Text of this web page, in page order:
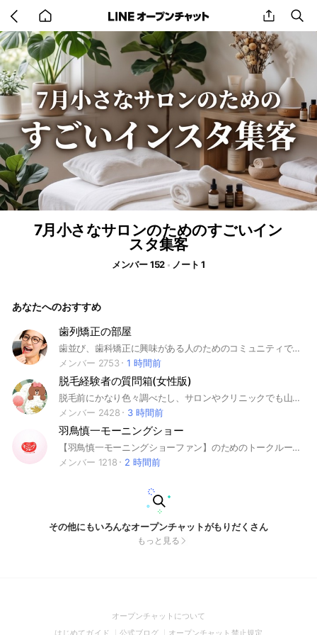
back
to
home
share
7月小さなサロンのためのすごいイン
スタ集客
メンバー 152 ノート 1
あなたへのおすすめ
歯列矯正の部屋
歯並び、歯科矯正に興味がある人のためのコミュニティです！矯正に関する疑問を解決し、美しい口元を目指すための情報共有をしましょう✨ #歯科矯正 #審美歯科 ワイヤー矯正 #マウスピース #インビザライン #キレイライン
メンバー 2753
1 時間前
脱毛経験者の質問箱(女性版)
脱毛前にかなり色々調べたし、サロンやクリニックでも山ほど質問したから、けっこう詳しい方だと思う。
メンバー 2428
3 時間前
羽鳥慎一モーニングショー
【羽鳥慎一モーニングショーファン】のためのトークルームです。 モーニングショーの他にも、報道特集・サンデーモーニング・YouTube(国会中継、エアレボリューション・友愛チャンネル・ArcTimes、一月万冊etc.....)のテーマを掘り下げて、盛りだくさんの情報共有や意見交換をしています。 ☆モーニングショーファンの皆さんが楽しく有意義に意見交換ができるよう、ガイドラインに基づき、安心安全を心掛けて運営をしています。 #羽鳥慎一モーニングショー#モーニングショー#法しか勝たん！玉川徹と7人の弁護士#テレビ朝日#玉川さん#報道特集#サンデーモーニング#一月万冊#デモクラシータイムス#SAMEJIMA TIMES#Arc Times#YouTube#報道番組#ワイドショー
メンバー 1218
2 時間前
その他にもいろんなオープンチャットがもりだくさん
もっと見る
オープンチャットについて
in
はじめてガイド (Open
公式ブログ (Open
オープンチャット禁止規定(Open